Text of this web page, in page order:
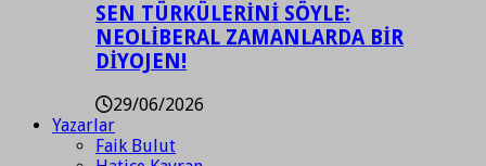
SEN TÜRKÜLERİNİ SÖYLE:
NEOLİBERAL ZAMANLARDA BİR
DİYOJEN!
29/06/2026
Yazarlar
Faik Bulut